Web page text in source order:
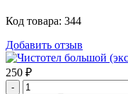
Код товара: 344
Добавить отзыв
250 ₽
-